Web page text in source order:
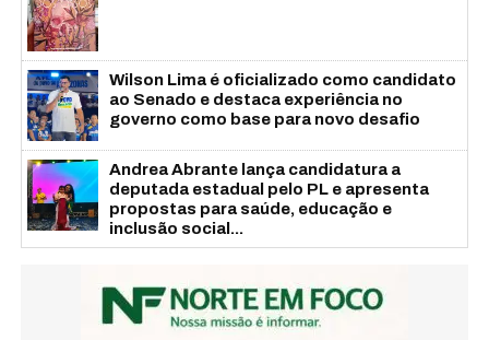
Wilson Lima é oficializado como candidato
ao Senado e destaca experiência no
governo como base para novo desafio
Andrea Abrante lança candidatura a
deputada estadual pelo PL e apresenta
propostas para saúde, educação e
inclusão social...